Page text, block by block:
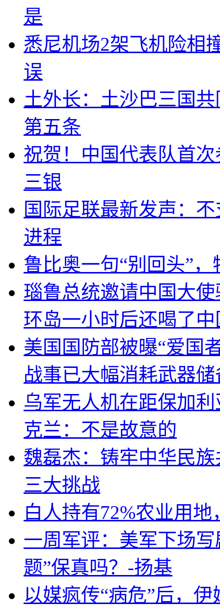
是
悉尼机场2架飞机险相
误
土外长：土沙巴三国
第五条
祝贺！中国代表队首
三银
国际足联最新发声：
进程
鲁比奥一句“别回头”
瑙鲁总统邀请中国大
环岛一小时后还喝了
美国国防部被曝“爱国
战事已大幅消耗武器储
乌军无人机在距保加
克兰：不是故意的
魏磊杰：铸牢中华民
三大挑战
白人持有72%农业用
一周军评：美军下场
题”保真吗？-扬基
以媒疯传“病危”后，